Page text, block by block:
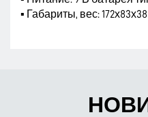
▪ Габариты, вес: